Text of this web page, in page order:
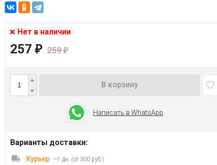
Нет в наличии
257 ₽ 259₽
В корзину
Написать в WhatsApp
Варианты доставки:
Курьер ~1 дн. (от 300 руб.)